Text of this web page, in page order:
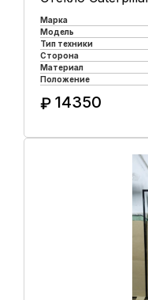
Марка
Модель
Тип техники
Сторона
Материал
Положение
₽ 14350